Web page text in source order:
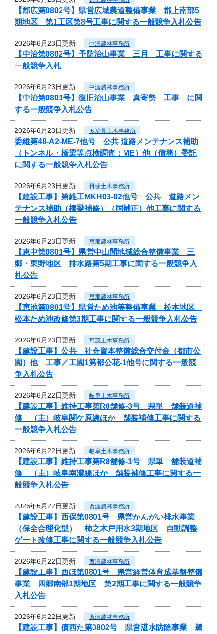
【郡広第0802号】県営広域農道整備事業 郡上南部5
期地区 第1工区第8号工事に関する一般競争入札公告
2026年6月23日更新 中濃農林事務所
【中治第0802号】予防治山事業 三月 工事に関する
一般競争入札
2026年6月23日更新 中濃農林事務所
【中治第0801号】復旧治山事業 真寄勢 工事 に関
する一般競争入札公告
2026年6月23日更新 多治見土木事務所
委維第48-A2-ME-7他号 公共 道路メンテナンス補助
（トンネル・橋梁等点検調査：ME）他（債務）委託
に関する一般競争入札公告
2026年6月23日更新 揖斐土木事務所
【建設工事】第維工MKH03-02他号 公共 道路メン
テナンス補助（橋梁補修）（国補正）他工事に関する
一般競争入札公告
2026年6月23日更新 恵那農林事務所
【恵中第0801号】県営中山間地域総合整備事業 三
郷・東野地区 排水路第5期工事に関する一般競争入
札公告
2026年6月23日更新 恵那農林事務所
【恵池第0801号】県営ため池等整備事業 松本地区
松本ため池改修第3期工事に関する一般競争入札公告
2026年6月23日更新 可茂土木事務所
【建設工事】公共 社会資本整備総合交付金（都市公
園）他 工事／工園1第都公花-1他号に関する一般競
争入札公告
2026年6月22日更新 岐阜土木事務所
【建設工事】維持工事第R8舗修-3号 県単 舗装道補
修 （主）岐阜関ケ原線ほか 舗装補修工事に関する
一般競争入札公告
2026年6月22日更新 岐阜土木事務所
【建設工事】維持工事第R8舗修-1号 県単 舗装道補
修 （主）岐阜南濃線ほか 舗装補修工事に関する一
般競争入札公告
2026年6月22日更新 西濃農林事務所
【建設工事】西保第0801号 県営かんがい排水事業
（保全合理化型） 柿之木戸用水3期地区 自動調整
ゲート改修工事に関する一般競争入札公告
2026年6月22日更新 西濃農林事務所
【建設工事】西ほ第0801号 県営経営体育成基盤整備
事業 四郷南部1期地区 第2期工事に関する一般競争
入札公告
2026年6月22日更新 西濃農林事務所
【建設工事】債西た第0802号 県営湛水防除事業 鵜